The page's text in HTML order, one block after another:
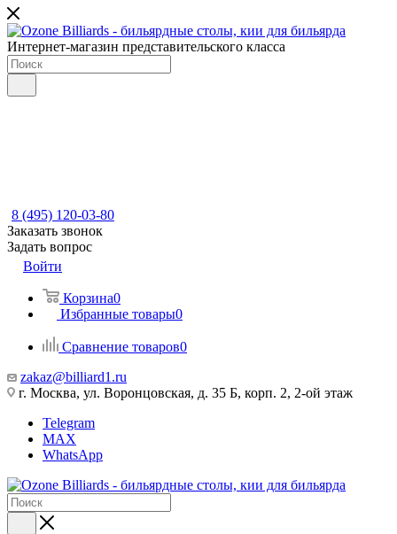
Интернет-магазин представительского класса
8 (495) 120-03-80
Заказать звонок
Задать вопрос
Войти
Корзина0
Избранные товары0
Сравнение товаров0
zakaz@billiard1.ru
г. Москва, ул. Воронцовская, д. 35 Б, корп. 2, 2-ой этаж
Telegram
MAX
WhatsApp